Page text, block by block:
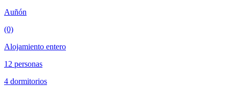
Auñón
(0)
Alojamiento entero
12 personas
4 dormitorios